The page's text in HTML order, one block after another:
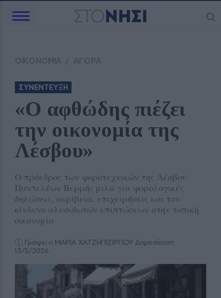
ΣΥΝΕΝΤΕΥΞΗ
«Ο αφθώδης πιέζει
την οικονομία της
Λέσβου»
Ο πρόεδρος των φοροτεχνικών της Λέσβου
Παντελέων Βερρής μιλά για φορολογικές
δηλώσεις, ακρίβεια, επιχειρήσεις και τον
κίνδυνο αλυσιδωτών επιπτώσεων στην τοπική
οικονομία
Γράφει η ΜΑΡΙΑ ΧΑΤΖΗΓΕΩΡΓΙΟΥ Δημοσίευση
13/5/2026